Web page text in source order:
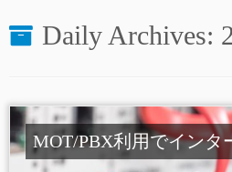
Daily Archives:
MOT/PBX利用でインタ